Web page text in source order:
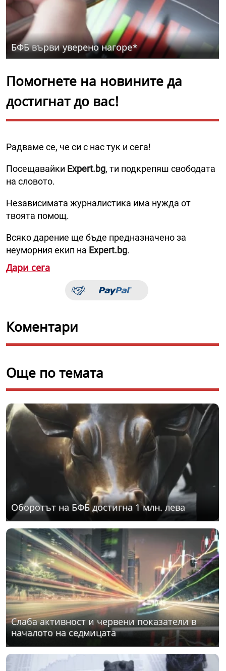
БФБ върви уверено нагоре*
Помогнете на новините да
достигнат до вас!
Радваме се, че си с нас тук и сега!
Посещавайки Expert.bg, ти подкрепяш свободата
на словото.
Независимата журналистика има нужда от
твоята помощ.
Всяко дарение ще бъде предназначено за
неуморния екип на Expert.bg.
Дари сега
Коментари
Още по темата
Оборотът на БФБ достигна 1 млн. лева
Слаба активност и червени показатели в
началото на седмицата